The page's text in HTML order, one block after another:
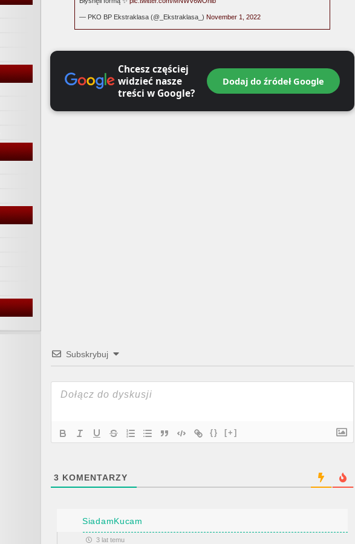
— PKO BP Ekstraklasa (@_Ekstraklasa_) November 1, 2022
Chcesz częściej
widzieć nasze
treści w Google?
Dodaj do źródeł Google
Subskrybuj
{} [+]
3 KOMENTARZY
SiadamKucam
3 lat temu